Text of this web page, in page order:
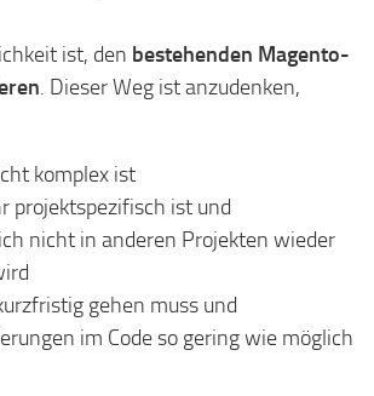
ist, den bestehenden Magento-
. Dieser Weg ist anzudenken,
komplex ist
projektspezifisch ist und
nicht in anderen Projekten wieder
gehen muss und
im Code so gering wie möglich